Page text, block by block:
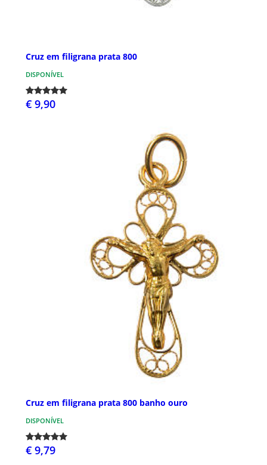
Cruz em filigrana prata 800
DISPONÍVEL
€ 9,90
Cruz em filigrana prata 800 banho ouro
DISPONÍVEL
€ 9,79